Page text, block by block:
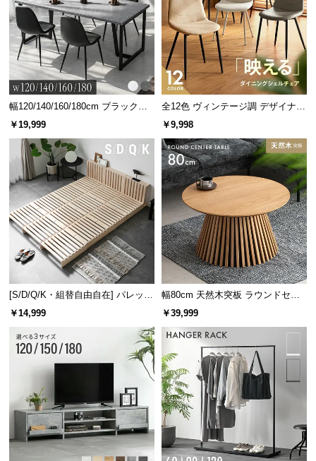
サッと拭くだけの簡単お手入れ
PP製なので、汚れてもサッと拭くだけでOK。サビる心配も無く清潔
さを保ちやすい仕様です。
幅120/140/160/180cm ブラックフ
レーム ダイニング 大理石調 4人掛
￥19,999
全12色 ヴィンテージ調 デザイナー
ズシェルチェア
￥9,998
[S/D/Q/K・組替自由自在] パレット
ベッド 8/12/16枚セット
￥14,999
幅80cm 天然木突板 ラウンドセン
ターテーブル 美しい格子デザイン
￥39,999